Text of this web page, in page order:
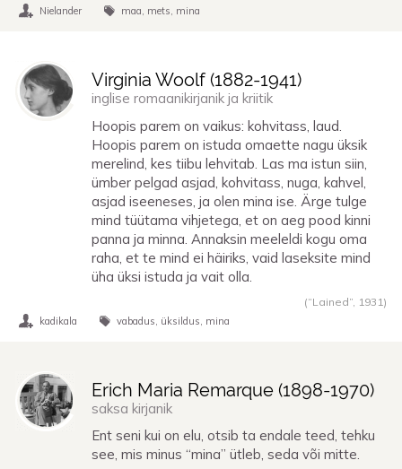
Nielander maa mets mina
Virginia Woolf (1882-1941)
inglise romaanikirjanik ja kriitik
Hoopis parem on vaikus: kohvitass, laud.
Hoopis parem on istuda omaette nagu üksik
merelind, kes tiibu lehvitab. Las ma istun siin,
ümber pelgad asjad, kohvitass, nuga, kahvel,
asjad iseeneses, ja olen mina ise. Ärge tulge
mind tüütama vihjetega, et on aeg pood kinni
panna ja minna. Annaksin meeleldi kogu oma
raha, et te mind ei häiriks, vaid laseksite mind
üha üksi istuda ja vait olla.
(“Lained”, 1931 )
kadikala vabadus üksildus mina
Erich Maria Remarque (1898-1970)
saksa kirjanik
Ent seni kui on elu, otsib ta endale teed, tehku
see, mis minus “mina” ütleb, seda või mitte.